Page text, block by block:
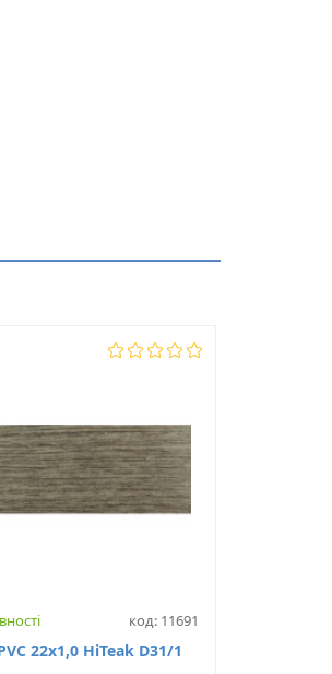
22
код: 11691
22х1,0 HiTeak D31/1